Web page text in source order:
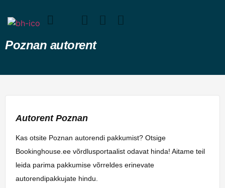
Poznan autorent
Autorent Poznan
Kas otsite Poznan autorendi pakkumist? Otsige
Bookinghouse.ee võrdlusportaalist odavat hinda! Aitame teil
leida parima pakkumise võrreldes erinevate
autorendipakkujate hindu.